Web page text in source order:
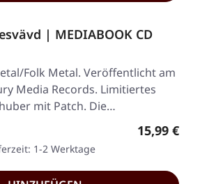
| MEDIABOOK CD
Folk Metal. Veröffentlicht am
Media Records. Limitiertes
mit Patch. Die…
Regulärer
15,99 €
1-2 Werktage